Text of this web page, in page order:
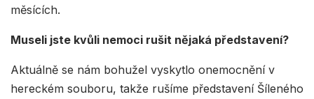
měsících.
Museli jste kvůli nemoci rušit nějaká představení?
Aktuálně se nám bohužel vyskytlo onemocnění v
hereckém souboru, takže rušíme představení Šíleného